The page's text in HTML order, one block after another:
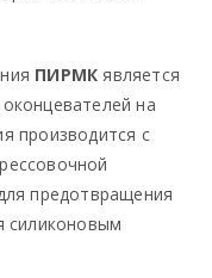
ПИРМК является
на
производится с
предотвращения
силиконовым